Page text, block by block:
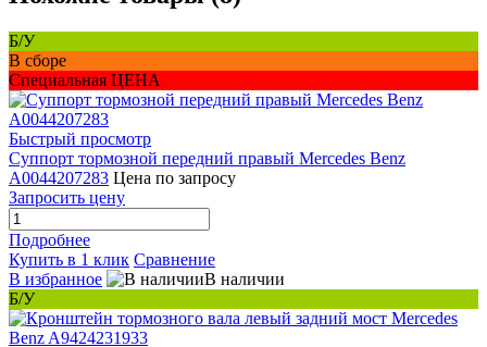
Б/У
В сборе
Специальная ЦЕНА
Быстрый просмотр
Суппорт тормозной передний правый Mercedes Benz
A0044207283 Цена по запросу
Запросить цену
Подробнее
Купить в 1 клик Сравнение
В избранное
В наличии
Б/У